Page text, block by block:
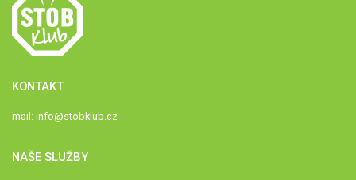
KONTAKT
mail: info@stobklub.cz
NAŠE SLUŽBY